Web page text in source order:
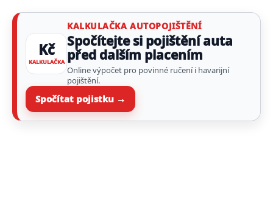
Kč
KALKULAČKA
KALKULAČKA AUTOPOJIŠTĚNÍ
Spočítejte si pojištění auta
před dalším placením
Online výpočet pro povinné ručení i havarijní
pojištění.
Spočítat pojistku →